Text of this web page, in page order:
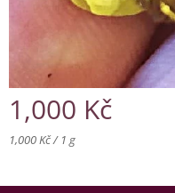
1,000 Kč
1,000 Kč / 1 g